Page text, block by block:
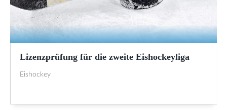
Lizenzprüfung für die zweite Eishockeyliga
Eishockey